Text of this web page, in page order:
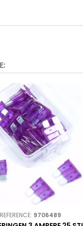
REFERENCE: 9706489